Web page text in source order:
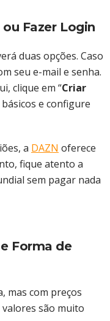
Fazer Login
duas opções. Caso
seu e-mail e senha.
clique em “Criar
e configure
a DAZN oferece
fique atento a
sem pagar nada
Forma de
mas com preços
valores são muito